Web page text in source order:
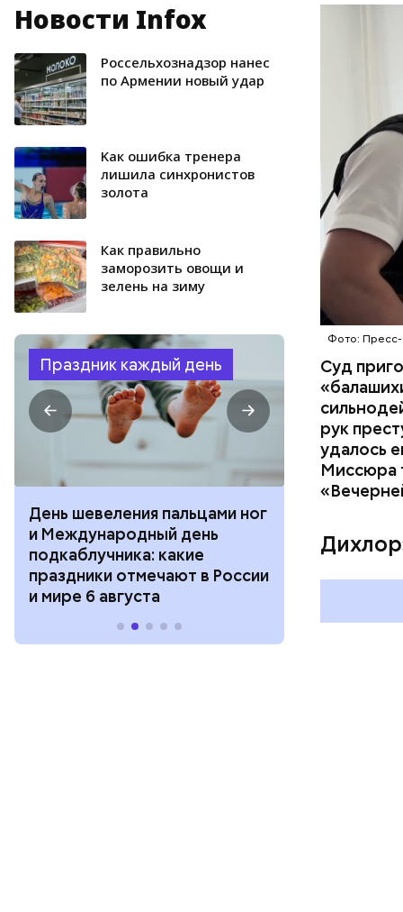
Новости Infox
Россельхознадзор нанес
по Армении новый удар
Kак ошибка тренера
лишила синхронистов
золота
Как правильно
заморозить овощи и
зелень на зиму
Праздник каждый день
День шевеления пальцами ног
и Международный день
подкаблучника: какие
праздники отмечают в России
и мире 6 августа
горизонта и
курсанта:
отмечают в
Фото: Пресс-
Суд
рук
удалось
Миссюра
Все
изъятой